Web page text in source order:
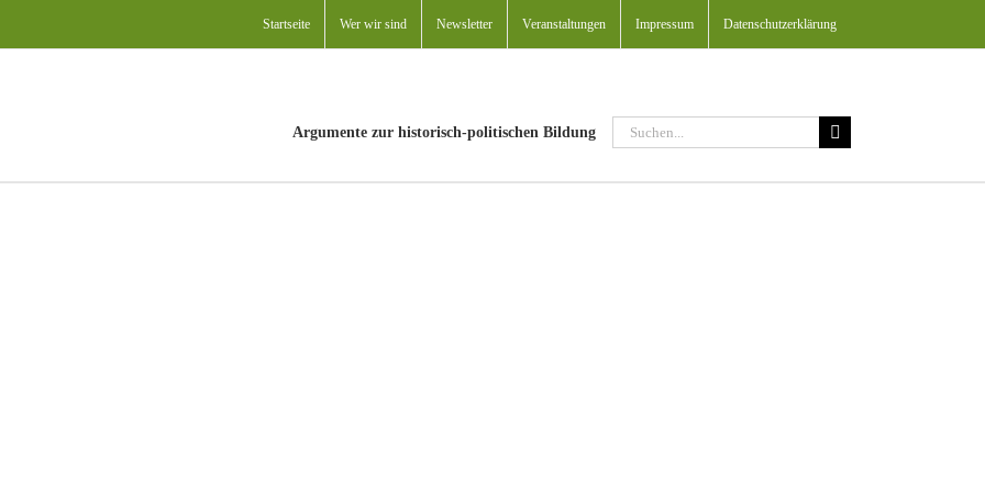
Startseite Wer wir sind Newsletter Veranstaltungen Impressum Datenschutzerklärung
Argumente zur historisch-politischen Bildung
Suche
nach: